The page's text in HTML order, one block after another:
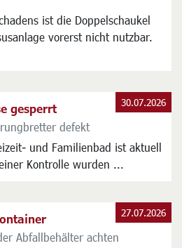
ist die Doppelschaukel
vorerst nicht nutzbar.
gesperrt
defekt
und Familienbad ist aktuell
Kontrolle wurden ...
30.07.2026
Abfallbehälter achten
27.07.2026